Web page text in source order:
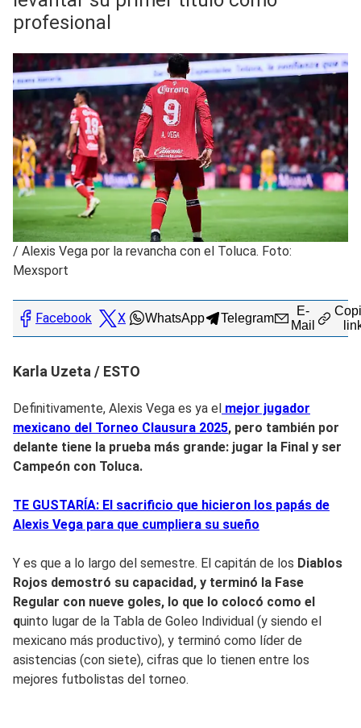
profesional
/ Alexis Vega por la revancha con el Toluca. Foto:
Mexsport
Facebook X WhatsApp Telegram
E-
Mail
Karla Uzeta / ESTO
Definitivamente, Alexis Vega es ya el mejor jugador
mexicano del Torneo Clausura 2025, pero también por
delante tiene la prueba más grande: jugar la Final y ser
Campeón con Toluca.
TE GUSTARÍA: El sacrificio que hicieron los papás de
Alexis Vega para que cumpliera su sueño
Y es que a lo largo del semestre. El capitán de los Diablos
Rojos demostró su capacidad, y terminó la Fase
Regular con nueve goles, lo que lo colocó como el
quinto lugar de la Tabla de Goleo Individual (y siendo el
mexicano más productivo), y terminó como líder de
asistencias (con siete), cifras que lo tienen entre los
mejores futbolistas del torneo.